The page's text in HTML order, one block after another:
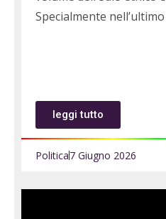
Specialmente
leggi tutto
Politica7 Giugno 2026